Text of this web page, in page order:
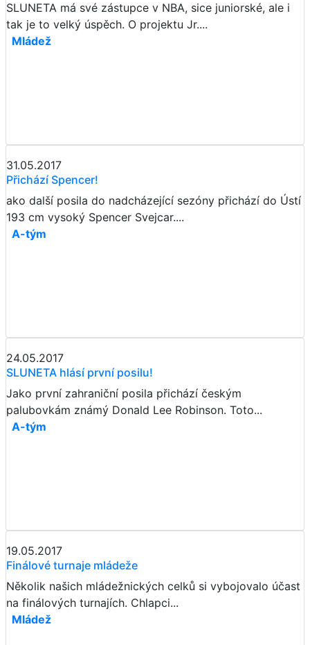
SLUNETA má své zástupce v NBA, sice juniorské, ale i
tak je to velký úspěch. O projektu Jr....
Mládež
31.05.2017
Přichází Spencer!
ako další posila do nadcházející sezóny přichází do Ústí
193 cm vysoký Spencer Svejcar....
A-tým
24.05.2017
SLUNETA hlásí první posilu!
Jako první zahraniční posila přichází českým
palubovkám známý Donald Lee Robinson. Toto...
A-tým
19.05.2017
Finálové turnaje mládeže
Několik našich mládežnických celků si vybojovalo účast
na finálových turnajích. Chlapci...
Mládež